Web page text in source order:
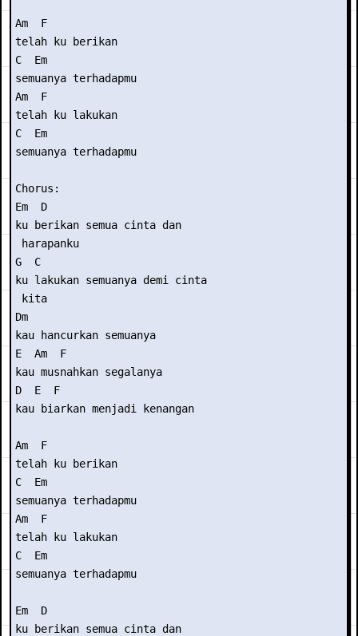
Am  F
telah ku berikan
C  Em
semuanya terhadapmu
Am  F
telah ku lakukan
C  Em
semuanya terhadapmu
Chorus:
Em  D
ku berikan semua cinta dan
harapanku
G  C
ku lakukan semuanya demi cinta
kita
Dm
kau hancurkan semuanya
E  Am  F
kau musnahkan segalanya
D  E  F
kau biarkan menjadi kenangan
Am  F
telah ku berikan
C  Em
semuanya terhadapmu
Am  F
telah ku lakukan
C  Em
semuanya terhadapmu
Em  D
ku berikan semua cinta dan